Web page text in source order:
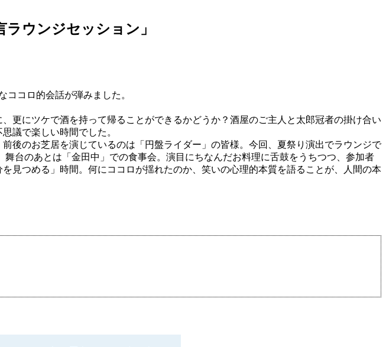
コロ的会話が弾みました。
更にツケで酒を持って帰ることができるかどうか？酒屋のご主人と太郎冠者の掛け合い
議で楽しい時間でした。
後のお芝居を演じているのは「円盤ライダー」の皆様。今回、夏祭り演出でラウンジで
台のあとは「金田中」での食事会。演目にちなんだお料理に舌鼓をうちつつ、参加者
見つめる」時間。何にココロが揺れたのか、笑いの心理的本質を語ることが、人間の本